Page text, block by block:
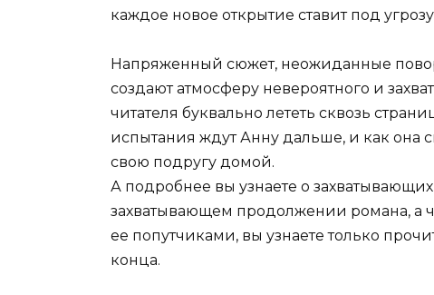
каждое новое открытие ставит под
Напряженный сюжет, неожиданные
создают атмосферу невероятного и
читателя буквально лететь сквозь
испытания ждут Анну дальше, и как она
свою подругу домой.
А подробнее вы узнаете о
захватывающем продолжении романа, а
ее попутчиками, вы узнаете только
конца.